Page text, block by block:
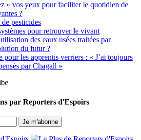
» vos yeux pour faciliter le quotidien de
?
pesticides
pour retrouver le vivant
des eaux usées traitées par
du futur ?
pour les apprentis verriers : « J’ai toujours
par Chagall »
par Reporters d'Espoirs